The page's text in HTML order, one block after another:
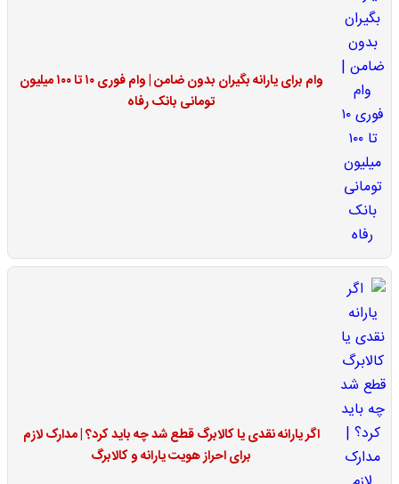
وام برای یارانه بگیران بدون ضامن | وام فوری ۱۰ تا ۱۰۰ میلیون
تومانی بانک رفاه
اگر یارانه نقدی یا کالابرگ قطع شد چه باید کرد؟ | مدارک لازم
برای احراز هویت یارانه و کالابرگ